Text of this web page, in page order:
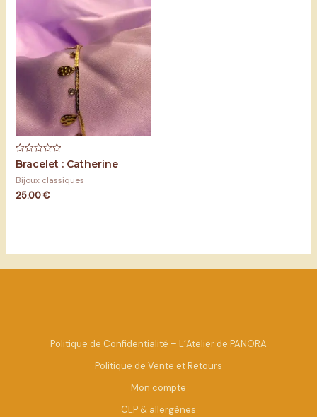
Note
0
sur
5
Bracelet : Catherine
Bijoux classiques
25.00€
Politique de Confidentialité – L’Atelier de PANORA
Politique de Vente et Retours
Mon compte
CLP & allergènes